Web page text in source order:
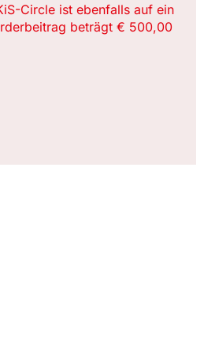
Circle ist ebenfalls auf ein
beträgt € 500,00